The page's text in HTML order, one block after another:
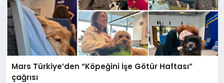
Mars Türkiye’den “Köpeğini İşe Götür Haftası”
çağrısı